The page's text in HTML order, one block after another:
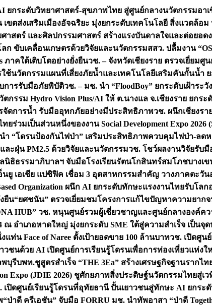
ยกระดับวิทยาศาสตร์-สุขภาพไทย สู่ศูนย์กลางนวัตกรรมอา
ขตส่งเสริมเมืองอัจฉริยะ มุ่งยกระดับเทคโนโลยี สิ่งแวดล้อ
สตร์ และศิลปกรรมศาสตร์ สร้างแรงบันดาลใจและต่อยอด
ก ขับเคลื่อนเกษตรด้วยวิจัยและนวัตกรรมสสว. ปลื้มงาน
ภาคใต้เติบโตอย่างยั่งยืนวช. – จังหวัดเชียงราย ตรวจเยี่ยม
ช้นวัตกรรมแผนที่เสี่ยงภัยน้ำและเทคโนโลยีเสริมคันกั้นน้ำ
การรับมือภัยพิบัติวช. – มช. นำ “FloodBoy” ยกระดับเฝ้าระ
กรรม Hydro Vision Plus/AI ให้ ต.นางแล จ.เชียงราย ยกระ
จัดการน้ำ รับมืออุทกภัยอย่างมีประสิทธิภาพวช. ผนึกเชียงรา
ร่วมเป็นส่วนหนึ่งของงาน Social Development Expo 2026
ำ “โดรนป้องกันไฟป่า” เสริมประสิทธิภาพควบคุมไฟป่า-ลด
ะฝุ่น PM2.5 ด้วยวิจัยและนวัตกรรมวช. โชว์ผลงานวิจัยรับ
นิธิธรรมาภิบาลฯ จับมือโรงเรียนรัตนโกสินทร์สมโภชบางเ
ยู เอเชีย แปซิฟิค เชื่อม 3 อุตสาหกรรมสำคัญ วางภาคตะวั
Organization ผนึก AI ยกระดับทักษะแรงงานไทยรับโล
ยืน“ยศชนัน” ตรวจเยี่ยมชมโครงการแก้ไขปัญหาความยาก
HUB” วช. หนุนศูนย์รวมผู้เชี่ยวชาญและศูนย์กลางองค์
ณ อำเภอหาดใหญ่ มุ่งยกระดับ SME ใต้สู่ความสำเร็จ เป็น
แท่น Face of Naree ตั้งเป้ายอดขาย 100 ล้านบาทวช. เปิดศูน
วชนด้วย AI เปิดศูนย์การเรียนรู้โดรนเพื่อการท่องเที่ยวแห่งใ
พบุรีบพท.ชูสูตรสำเร็จ “THE 3Ea” สร้างเศรษฐกิจฐานรากไ
Expo (JDIE 2026) ชูศักยภาพสิ่งประดิษฐ์นวัตกรรมไทยสู่เ
เปิดศูนย์เรียนรู้โดรนที่อุทัยธานี ปั้นเยาวชนสู่ทักษะ AI ยกระ
“ป่าดี ครีเอชัน” จับมือ FORRU มช. นำทัพอาสา “ป่าดี